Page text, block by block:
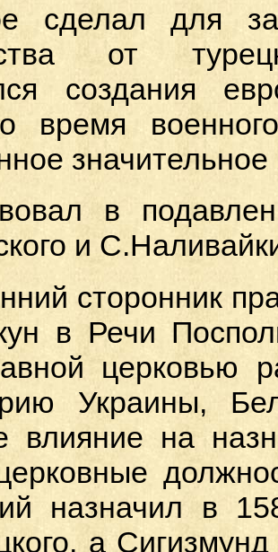
сделал для
от
создания
время
значительное
в
и
сторонник
в Речи
церковью
Украины,
влияние на
назначил в
а